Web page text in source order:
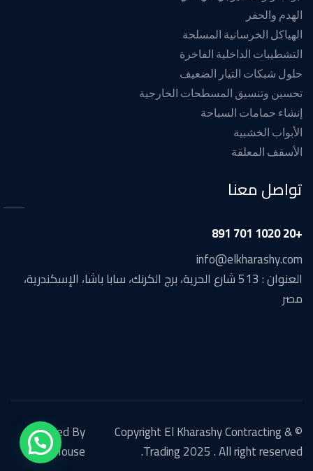
الهدم والحفر
الهياكل الخرسانية المسلحة
التشطيبات الداخلية الفاخرة
حلول شبكات التيار الضعيف
تحسين وتنسيق المسطحات الخارجية
إنشاء حمامات السباحة
الأبواب الخشبية
الأسقف المعلقة
تواصل معنا
+20 1020 701 891
info@elkharashy.com
العنوان : 513 شارع الحرية، برج الكرنك، سابا باشا، الإسكندرية،
مصر
© Copyright El Kharashy Contracting &
Trading 2025 . All right reserved.
Created By
PixelsHouse